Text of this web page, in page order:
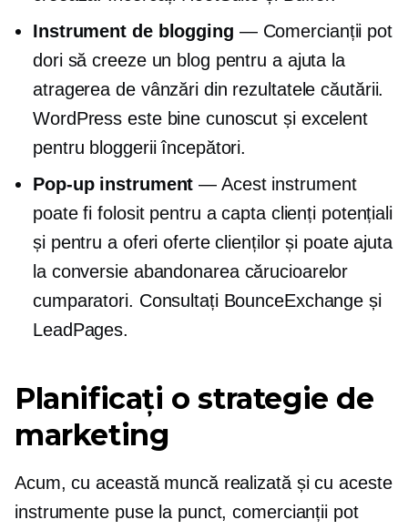
Instrument de blogging — Comercianții pot
dori să creeze un blog pentru a ajuta la
atragerea de vânzări din rezultatele căutării.
WordPress este bine cunoscut și excelent
pentru bloggerii începători.
Pop-upinstrument — Acest instrument
poate fi folosit pentru a capta clienți potențiali
și pentru a oferi oferte clienților și poate ajuta
la conversie abandonarea cărucioarelor
cumparatori. Consultați BounceExchange și
LeadPages.
Planificați o strategie de
marketing
Acum, cu această muncă realizată și cu aceste
instrumente puse la punct, comercianții pot